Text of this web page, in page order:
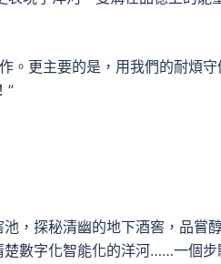
作。更主要的是，用我們的耐煩守
”
，探秘清幽的地下酒窖，品嘗
楚數字化智能化的洋河……一個步